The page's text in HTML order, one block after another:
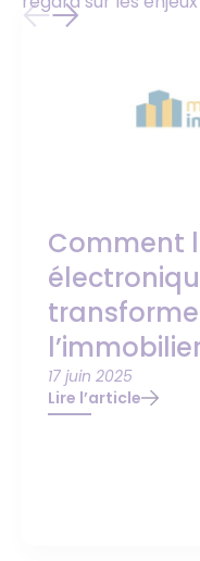
Comment
17 juin 2025
Lire l’article